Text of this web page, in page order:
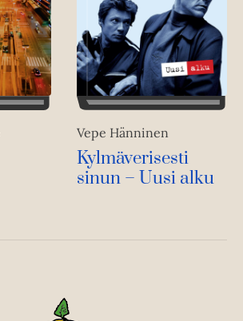
Vepe Hänninen
Kylmäverisesti
sinun – Uusi alku